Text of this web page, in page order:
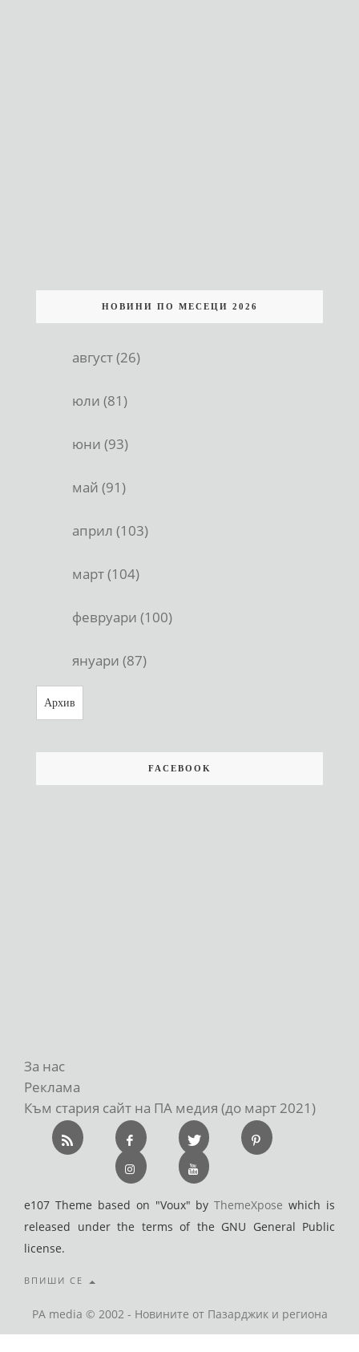
НОВИНИ ПО МЕСЕЦИ 2026
август (26)
юли (81)
юни (93)
май (91)
април (103)
март (104)
февруари (100)
януари (87)
Архив
FACEBOOK
За нас
Реклама
Към стария сайт на ПА медия (до март 2021)
e107 Theme based on "Voux" byThemeXpose which is
released under the terms of the GNU General Public
license.
ВПИШИ СЕ
PA media © 2002 - Новините от Пазарджик и региона